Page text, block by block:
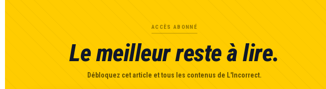
ACCÈS ABONNÉ
Le meilleur reste à lire.
Débloquez cet article et tous les contenus de L'Incorrect.